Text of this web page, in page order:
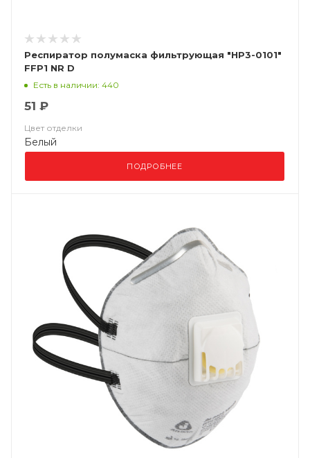
Респиратор полумаска фильтрующая "НР3-0101"
FFP1 NR D
Есть в наличии: 440
51 ₽
Цвет отделки
Белый
ПОДРОБНЕЕ